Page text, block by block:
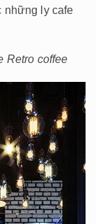
những ly cafe
Retro coffee